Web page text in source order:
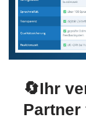
🔄Ihr
Partner